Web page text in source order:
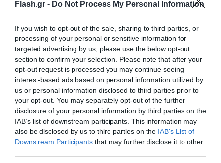
Flash.gr - Do Not Process My Personal Information
If you wish to opt-out of the sale, sharing to third parties, or
processing of your personal or sensitive information for
targeted advertising by us, please use the below opt-out
section to confirm your selection. Please note that after your
opt-out request is processed you may continue seeing
interest-based ads based on personal information utilized by
us or personal information disclosed to third parties prior to
your opt-out. You may separately opt-out of the further
disclosure of your personal information by third parties on the
IAB’s list of downstream participants. This information may
also be disclosed by us to third parties on the IAB’s List of
Downstream Participants that may further disclose it to other